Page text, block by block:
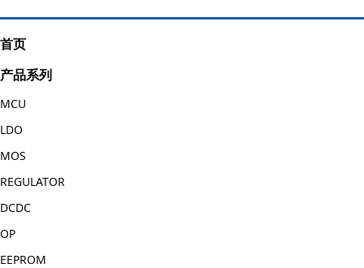
首页
产品系列
MCU
LDO
MOS
REGULATOR
DCDC
OP
EEPROM